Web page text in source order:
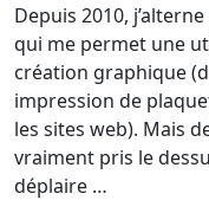
Depuis 2010,
qui me permet une
création graphique
impression de
les sites web). Mais
vraiment pris le
déplaire …